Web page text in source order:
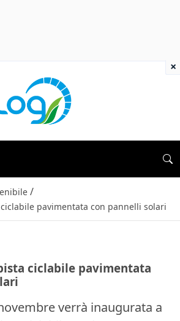
/
pavimentata con pannelli solari
ciclabile pavimentata
verrà inaugurata a
×